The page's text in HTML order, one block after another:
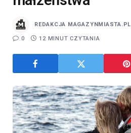
REDAKCJA MAGAZYNMIASTA.PL
0 12 MINUT CZYTANIA